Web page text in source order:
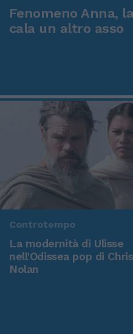
Fenomeno Anna,
cala un altro asso
Controtempo
La modernità di Ulisse
nell'Odissea pop di
Nolan